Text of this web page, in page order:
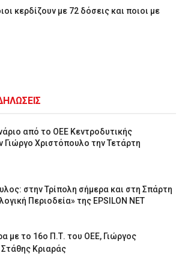
κερδίζουν με 72 δόσεις και ποιοι με
από το ΟΕΕ Κεντροδυτικής
Γιώργο Χριστόπουλο την Τετάρτη
στην Τρίπολη σήμερα και στη Σπάρτη
Περιοδεία» της EPSILON NET
με το 16ο Π.Τ. του ΟΕΕ, Γιώργος
Κριαράς